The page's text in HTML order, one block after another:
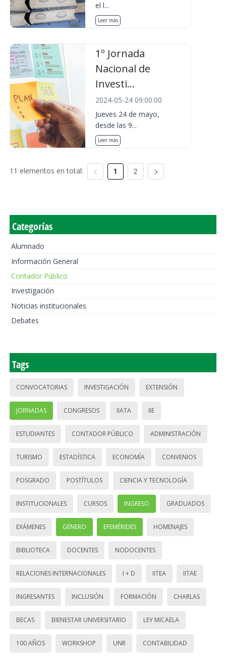
el l...
Leer más
1º Jornada
Nacional de
Investi...
2024-05-24 09:00:00
Jueves 24 de mayo,
desde las 9...
Leer más
11 elementos en total: 1 2
Categorías
Alumnado
Información General
Contador Público
Investigación
Noticias institucionales
Debates
Tags
CONVOCATORIAS INVESTIGACIÓN EXTENSIÓN
JORNADAS CONGRESOS IIATA IIE
ESTUDIANTES CONTADOR PÚBLICO ADMINISTRACIÓN
TURISMO ESTADÍSTICA ECONOMÍA CONVENIOS
POSGRADO POSTÍTULOS CIENCIA Y TECNOLOGÍA
INSTITUCIONALES CURSOS INGRESO GRADUADOS
EXÁMENES GÉNERO EFEMÉRIDES HOMENAJES
BIBLIOTECA DOCENTES NODOCENTES
RELACIONES INTERNACIONALES I + D IITEA IITAE
INGRESANTES INCLUSIÓN FORMACIÓN CHARLAS
BECAS BIENESTAR UNIVERSITARIO LEY MICAELA
100 AÑOS WORKSHOP UNR CONTABILIDAD